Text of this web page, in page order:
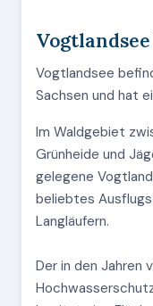
Vogtlandsee
Sachsen und hat
Im Waldgebiet
Grünheide und
gelegene
beliebtes
Langläufern.
Der in den Jahren